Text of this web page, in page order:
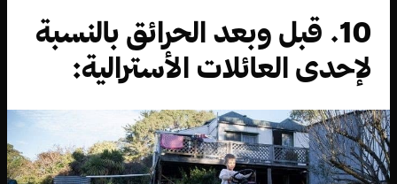
10. قبل وبعد الحرائق بالنسبة
لإحدى العائلات الأسترالية: